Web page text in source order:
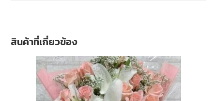
สินค้าที่เกี่ยวข้อง